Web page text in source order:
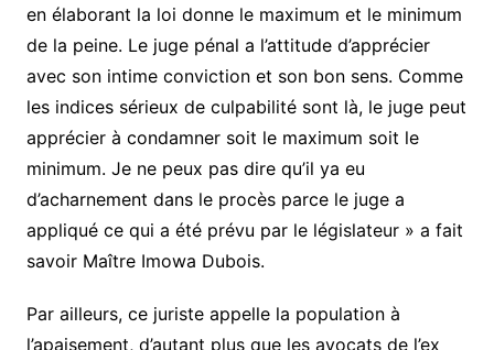
en élaborant la loi donne le maximum et le minimum
de la peine. Le juge pénal a l’attitude d’apprécier
avec son intime conviction et son bon sens. Comme
les indices sérieux de culpabilité sont là, le juge peut
apprécier à condamner soit le maximum soit le
minimum. Je ne peux pas dire qu’il ya eu
d’acharnement dans le procès parce le juge a
appliqué ce qui a été prévu par le législateur » a fait
savoir Maître Imowa Dubois.
Par ailleurs, ce juriste appelle la population à
l’apaisement, d’autant plus que les avocats de l’ex